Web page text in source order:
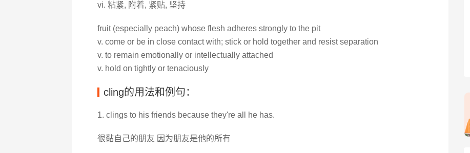
vi. 粘紧, 附着, 紧贴, 坚持
fruit (especially peach) whose flesh adheres strongly to the pit
v. come or be in close contact with; stick or hold together and resist separation
v. to remain emotionally or intellectually attached
v. hold on tightly or tenaciously
cling的用法和例句：
1. clings to his friends because they're all he has.
很黏自己的朋友 因为朋友是他的所有